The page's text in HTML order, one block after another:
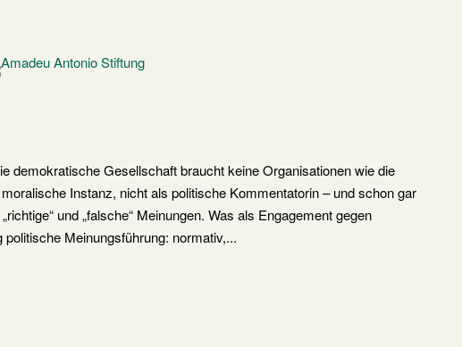
demokratische Gesellschaft braucht keine Organisationen wie die
Instanz, nicht als politische Kommentatorin – und schon gar
und „falsche“ Meinungen. Was als Engagement gegen
Meinungsführung: normativ,...